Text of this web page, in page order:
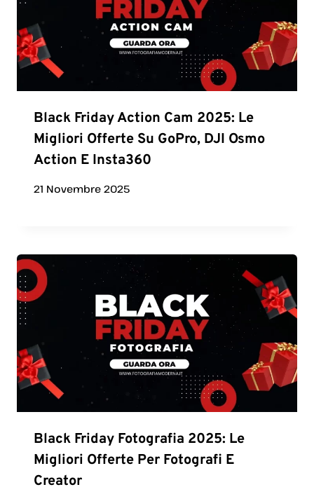
Black Friday Action Cam 2025: Le
Migliori Offerte Su GoPro, DJI Osmo
Action E Insta360
21 Novembre 2025
Black Friday Fotografia 2025: Le
Migliori Offerte Per Fotografi E
Creator